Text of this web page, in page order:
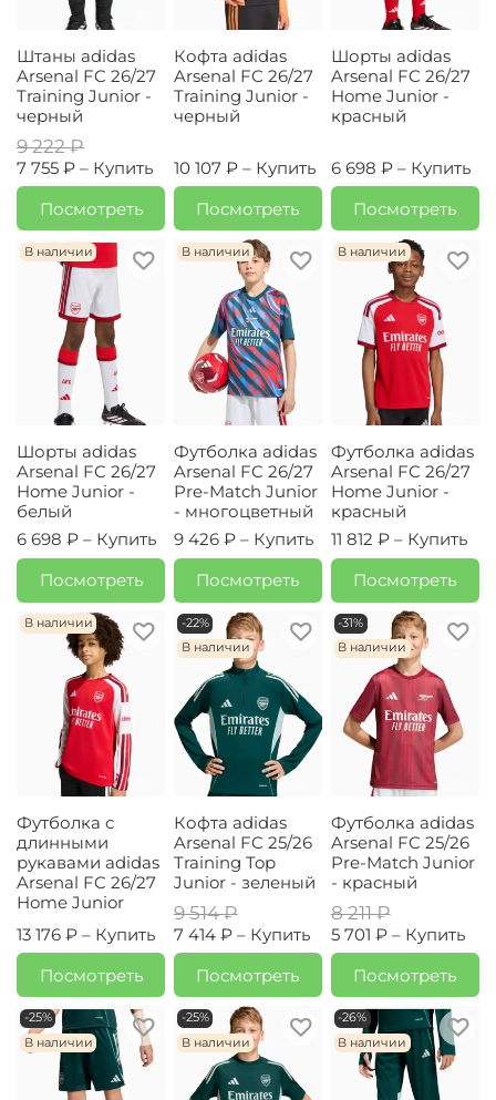
Штаны adidas
Arsenal FC 26/27
Training Junior -
черный
9 222 ₽
7 755 ₽ – Купить
Посмотреть
Кофта adidas
Arsenal FC 26/27
Training Junior -
черный
10 107 ₽ – Купить
Посмотреть
Шорты adidas
Arsenal FC 26/27
Home Junior -
красный
6 698 ₽ – Купить
Посмотреть
В наличии
Шорты adidas
Arsenal FC 26/27
Home Junior -
белый
6 698 ₽ – Купить
Посмотреть
В наличии
Футболка adidas
Arsenal FC 26/27
Pre-Match Junior
- многоцветный
9 426 ₽ – Купить
Посмотреть
В наличии
Футболка adidas
Arsenal FC 26/27
Home Junior -
красный
11 812 ₽ – Купить
Посмотреть
В наличии
Футболка с
длинными
рукавами adidas
Arsenal FC 26/27
Home Junior
13 176 ₽ – Купить
Посмотреть
-22%
В наличии
Кофта adidas
Arsenal FC 25/26
Training Top
Junior - зеленый
9 514 ₽
7 414 ₽ – Купить
Посмотреть
-31%
В наличии
Футболка adidas
Arsenal FC 25/26
Pre-Match Junior
- красный
8 211 ₽
5 701 ₽ – Купить
Посмотреть
-25%
В наличии
-25%
В наличии
-26%
В наличии